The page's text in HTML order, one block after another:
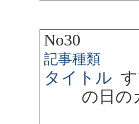
No30
記事種類
タイトル
の日の